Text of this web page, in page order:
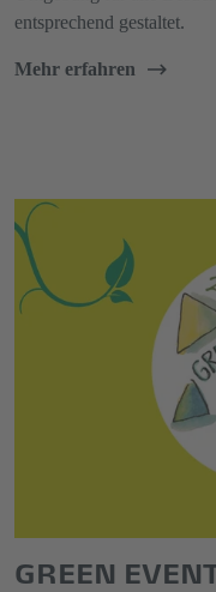
entsprechend gestaltet.
Mehr erfahren
GREEN